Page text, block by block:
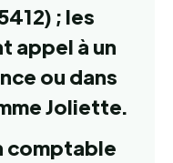
; les
appel à un
ou dans
Joliette.
comptable